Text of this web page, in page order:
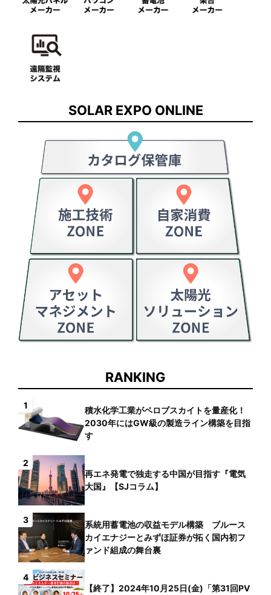
SOLAR EXPO ONLINE
RANKING
1
積水化学工業がペロブスカイトを量産化！
2030年にはGW級の製造ライン構築を目指
す
2
再エネ発電で独走する中国が目指す『電気
大国』【SJコラム】
3
系統用蓄電池の収益モデル構築 ブルース
カイエナジーとみずほ証券が拓く国内初フ
ァンド組成の舞台裏
4
【終了】2024年10月25日(金)「第31回PV